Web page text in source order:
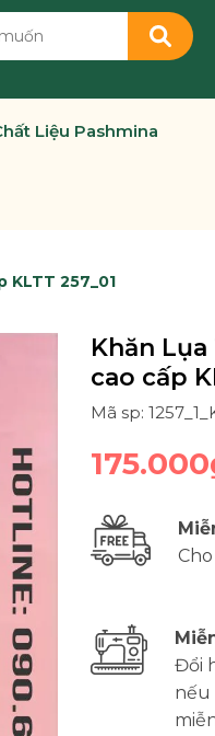
Liệu Pashmina
KLTT 257_01
Khăn
cao cấp
Mã sp:
Đổi
nếu